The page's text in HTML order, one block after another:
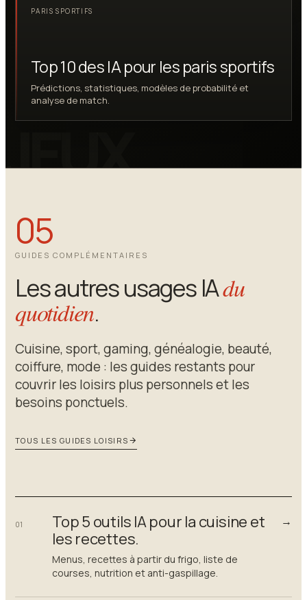
PARIS SPORTIFS
Top 10 des IA pour les paris sportifs
Prédictions, statistiques, modèles de probabilité et
analyse de match.
05
GUIDES COMPLÉMENTAIRES
Les autres usages IAdu
quotidien.
Cuisine, sport, gaming, généalogie, beauté,
coiffure, mode : les guides restants pour
couvrir les loisirs plus personnels et les
besoins ponctuels.
TOUS LES GUIDES LOISIRS
01
Top 5 outils IA pour la cuisine et
les recettes.
Menus, recettes à partir du frigo, liste de
courses, nutrition et anti-gaspillage.
→